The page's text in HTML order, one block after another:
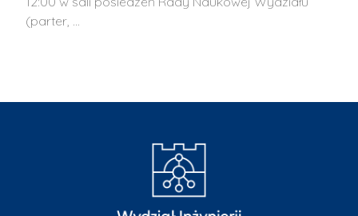
(parter, …